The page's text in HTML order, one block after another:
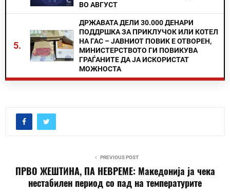
ВО АВГУСТ
5.
ДРЖАВАТА ДЕЛИ 30.000 ДЕНАРИ
ПОДДРШКА ЗА ПРИКЛУЧОК ИЛИ КОТЕЛ
НА ГАС – ЈАВНИОТ ПОВИК Е ОТВОРЕН,
МИНИСТЕРСТВОТО ГИ ПОВИКУВА
ГРАЃАНИТЕ ДА ЈА ИСКОРИСТАТ
МОЖНОСТА
PREVIOUS POST
ПРВО ЖЕШТИНА, ПА НЕВРЕМЕ: Македонија ја чека
нестабилен период со пад на температурите